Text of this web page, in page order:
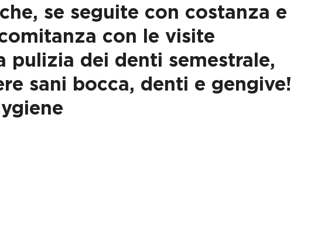
se seguite con costanza e
con le visite
pulizia dei denti semestrale,
sani bocca, denti e gengive!
tempo dura la seduta di
Scopri come funziona
Leggi di più
Parlare bene con apparecchio
trasparente: scopri se cambia la
masche...